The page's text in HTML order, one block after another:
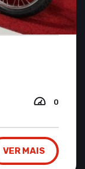
0
VER MAIS